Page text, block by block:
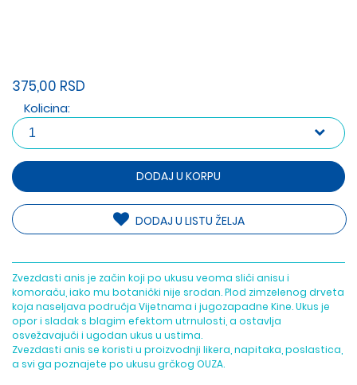
375,00 RSD
Kolicina:
DODAJ U KORPU
DODAJ U LISTU ŽELJA
Zvezdasti anis je začin koji po ukusu veoma sliči anisu i
komoraču, iako mu botanički nije srodan. Plod zimzelenog drveta
koja naseljava područja Vijetnama i jugozapadne Kine. Ukus je
opor i sladak s blagim efektom utrnulosti, a ostavlja
osvežavajuči i ugodan ukus u ustima.
Zvezdasti anis se koristi u proizvodnji likera, napitaka, poslastica,
a svi ga poznajete po ukusu grčkog OUZA.